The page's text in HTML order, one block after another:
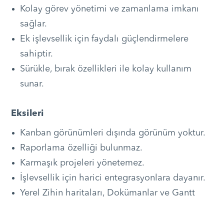
Kolay görev yönetimi ve zamanlama imkanı
sağlar.
Ek işlevsellik için faydalı güçlendirmelere
sahiptir.
Sürükle, bırak özellikleri ile kolay kullanım
sunar.
Eksileri
Kanban görünümleri dışında görünüm yoktur.
Raporlama özelliği bulunmaz.
Karmaşık projeleri yönetemez.
İşlevsellik için harici entegrasyonlara dayanır.
Yerel Zihin haritaları, Dokümanlar ve Gantt